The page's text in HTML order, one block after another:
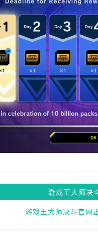
游戏王大师决
游戏王大师决斗官网